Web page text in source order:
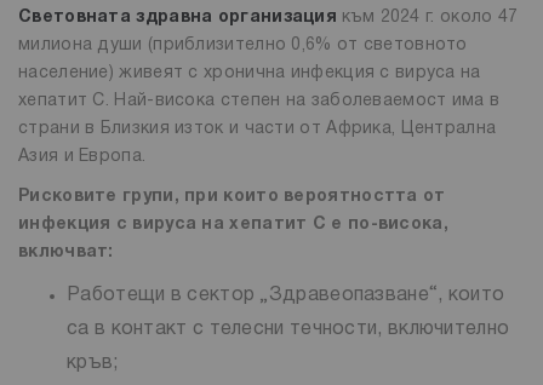
Световната здравна организация към 2024 г. около 47
милиона души (приблизително 0,6% от световното
население) живеят с хронична инфекция с вируса на
хепатит C. Най-висока степен на заболеваемост има в
страни в Близкия изток и части от Африка, Централна
Азия и Европа.
Рисковите групи, при които вероятността от
инфекция с вируса на хепатит C е по-висока,
включват:
Работещи в сектор „Здравеопазване“, които
са в контакт с телесни течности, включително
кръв;